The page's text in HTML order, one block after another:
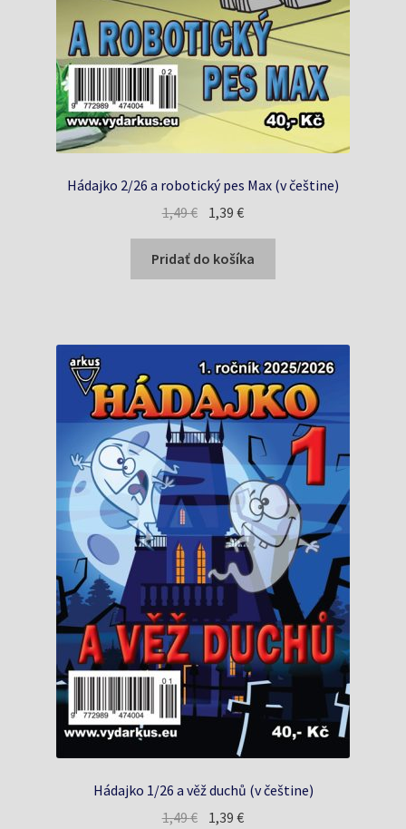
Hádajko 2/26 a robotický pes Max (v češtine)
1,49€ Pôvodná
cena
bola:
1,49 €.
1,39€Aktuálna
cena
je:
1,39 €.
Pridať do košíka
Hádajko 1/26 a věž duchů (v češtine)
1,49€ Pôvodná
1,39€Aktuálna